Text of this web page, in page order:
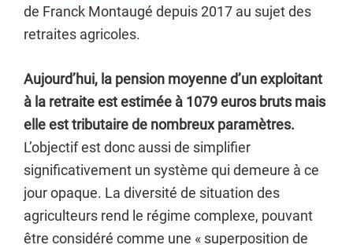
de Franck Montaugé depuis 2017 au sujet des
retraites agricoles.
Aujourd’hui, la pension moyenne d’un exploitant
à la retraite est estimée à 1079 euros bruts mais
elle est tributaire de nombreux paramètres.
L’objectif est donc aussi de simplifier
significativement un système qui demeure à ce
jour opaque. La diversité de situation des
agriculteurs rend le régime complexe, pouvant
être considéré comme une « superposition de